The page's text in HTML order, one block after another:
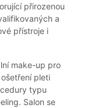
přirozenou
a
přístroje i
make-up pro
pleti
typu
Salon se